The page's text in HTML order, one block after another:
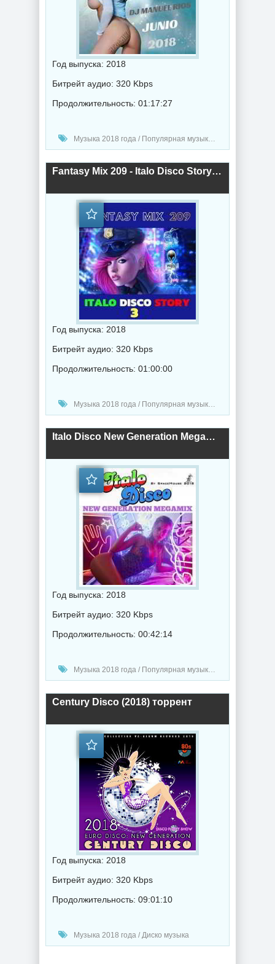
Год выпуска: 2018
Битрейт аудио: 320 Kbps
Продолжительность: 01:17:27
Музыка 2018 года / Популярная музыка / Электронная музыка / Диско музыка
Fantasy Mix 209 - Italo Disco Story 3 (2018) торрент
Год выпуска: 2018
Битрейт аудио: 320 Kbps
Продолжительность: 01:00:00
Музыка 2018 года / Популярная музыка / Диско музыка
Italo Disco New Generation Megamix (By SpaceMouse) (2018) торрент
Год выпуска: 2018
Битрейт аудио: 320 Kbps
Продолжительность: 00:42:14
Музыка 2018 года / Популярная музыка / Диско музыка
Century Disco (2018) торрент
Год выпуска: 2018
Битрейт аудио: 320 Kbps
Продолжительность: 09:01:10
Музыка 2018 года / Диско музыка